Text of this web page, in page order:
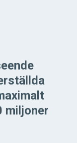
miljoner